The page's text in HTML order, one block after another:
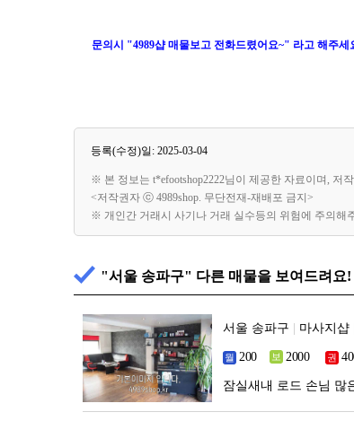
문의시 "4989샵 매물보고 전화드렸어요~" 라고 해주세
등록(수정)일: 2025-03-04
※ 본 정보는 t*efootshop2222님이 제공한 자료이며, 저
<저작권자 ⓒ 4989shop. 무단전재-재배포 금지>
※ 개인간 거래시 사기나 거래 실수등의 위험에 주의해
"서울 송파구" 다른 매물을 보여드려요!
서울 송파구 마사지샵
잠실새내 로드 손님 많